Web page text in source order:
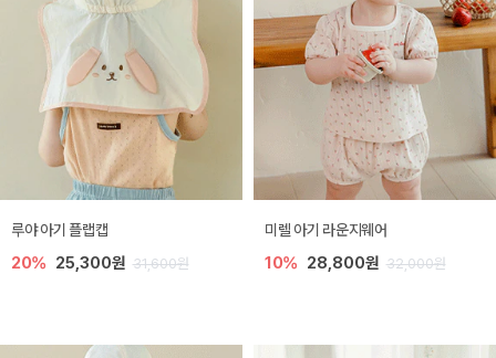
루야 아기 플랩캡
20% 25,300원 31,600원
미렐 아기 라운지웨어
10% 28,800원 32,000원